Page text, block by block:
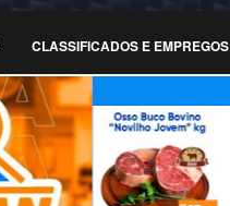
CLASSIFICADOS E EMPREGOS